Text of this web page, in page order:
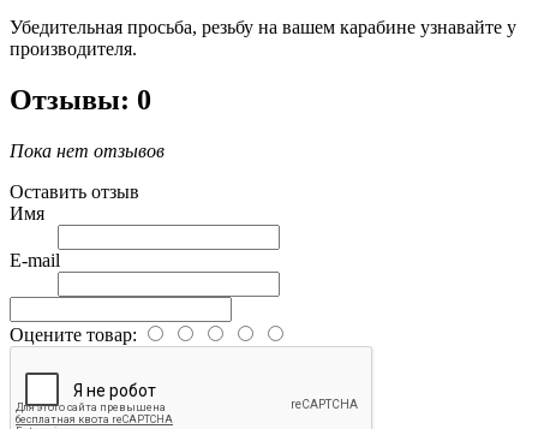
Убедительная просьба, резьбу на вашем карабине узнавайте у
производителя.
Отзывы: 0
Пока нет отзывов
Оставить отзыв
Имя
E-mail
Оцените товар: